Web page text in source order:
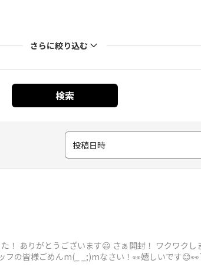
さらに絞り込む
検索
投稿日時
！ ありがとうございます😃 さぁ開封！ ワクワク
の皆様ごめんm(_ _;)mなさい！👀嬉しいです